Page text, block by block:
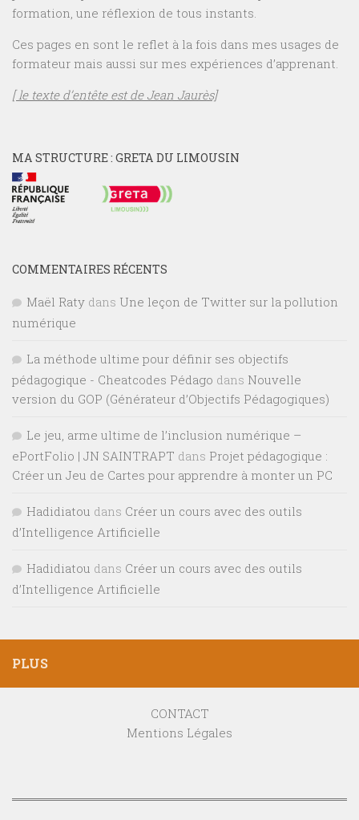
formation, une réflexion de tous instants.
Ces pages en sont le reflet à la fois dans mes usages de
formateur mais aussi sur mes expériences d’apprenant.
[ le texte d’entête est de Jean Jaurès]
MA STRUCTURE : GRETA DU LIMOUSIN
COMMENTAIRES RÉCENTS
Maël Raty dans Une leçon de Twitter sur la pollution
numérique
La méthode ultime pour définir ses objectifs
pédagogique - Cheatcodes Pédago dans Nouvelle
version du GOP (Générateur d’Objectifs Pédagogiques)
Le jeu, arme ultime de l’inclusion numérique –
ePortFolio | JN SAINTRAPT dans Projet pédagogique :
Créer un Jeu de Cartes pour apprendre à monter un PC
Hadidiatou dans Créer un cours avec des outils
d’Intelligence Artificielle
Hadidiatou dans Créer un cours avec des outils
d’Intelligence Artificielle
PLUS
CONTACT
Mentions Légales